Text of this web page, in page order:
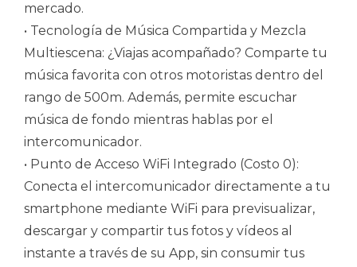
mercado.
• Tecnología de Música Compartida y Mezcla
Multiescena: ¿Viajas acompañado? Comparte tu
música favorita con otros motoristas dentro del
rango de 500m. Además, permite escuchar
música de fondo mientras hablas por el
intercomunicador.
• Punto de Acceso WiFi Integrado (Costo 0):
Conecta el intercomunicador directamente a tu
smartphone mediante WiFi para previsualizar,
descargar y compartir tus fotos y vídeos al
instante a través de su App, sin consumir tus